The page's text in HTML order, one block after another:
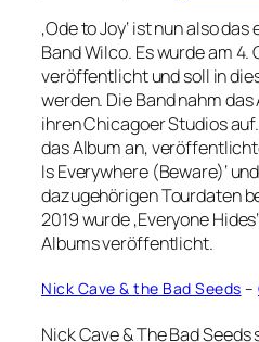
‚Ode to Joy‘ ist nun also
Band Wilco. Es wurde am 4.
veröffentlicht und soll in
werden. Die Band nahm
ihren Chicagoer Studios
das Album an,
Is Everywhere (Beware)‘
dazugehörigen Tourdaten
2019 wurde ‚Everyone
Albums veröffentlicht.
Nick Cave & the Bad Seeds –
Nick Cave & The Bad